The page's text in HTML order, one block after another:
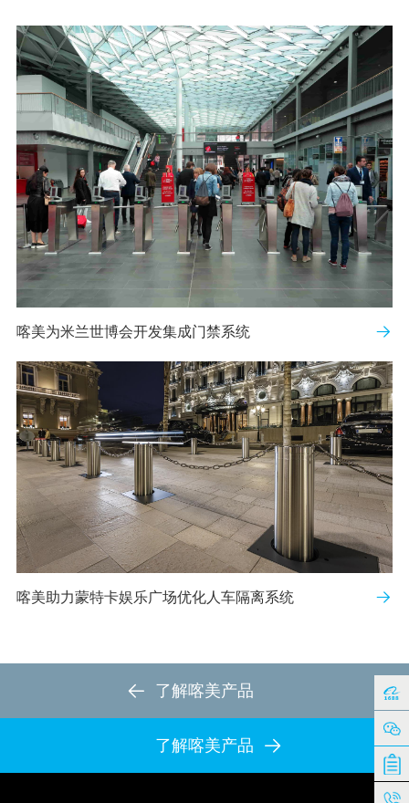
喀美为米兰世博会开发集成门禁系统
喀美助力蒙特卡娱乐广场优化人车隔离系统
了解喀美产品
了解喀美产品